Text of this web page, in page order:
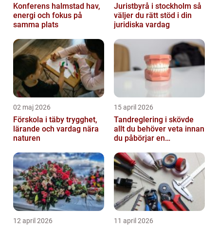
Konferens halmstad hav,
energi och fokus på
samma plats
Juristbyrå i stockholm så
väljer du rätt stöd i din
juridiska vardag
02 maj 2026
Förskola i täby trygghet,
lärande och vardag nära
naturen
15 april 2026
Tandreglering i skövde
allt du behöver veta innan
du påbörjar en
12 april 2026 11 april 2026